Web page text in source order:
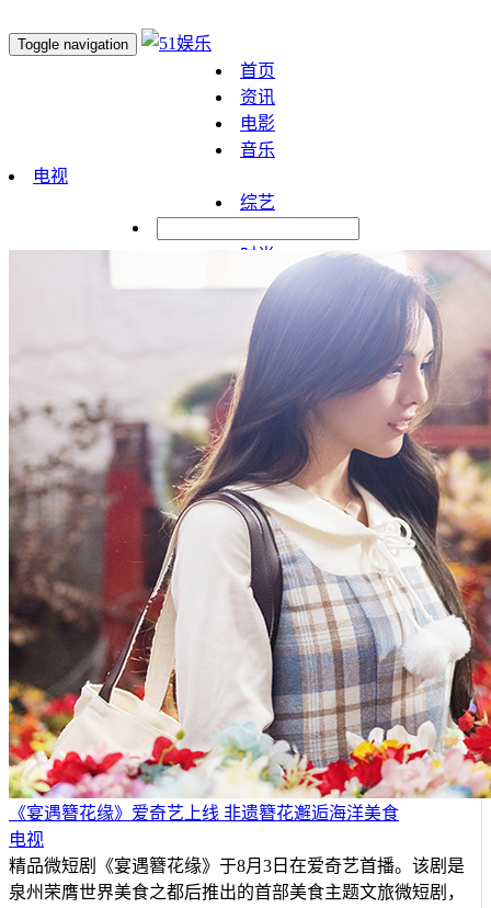
Toggle navigation
首页
资讯
电影
音乐
电视
综艺
时尚
《宴遇簪花缘》爱奇艺上线 非遗簪花邂逅海洋美食
电视
精品微短剧《宴遇簪花缘》于8月3日在爱奇艺首播。该剧是
泉州荣膺世界美食之都后推出的首部美食主题文旅微短剧，